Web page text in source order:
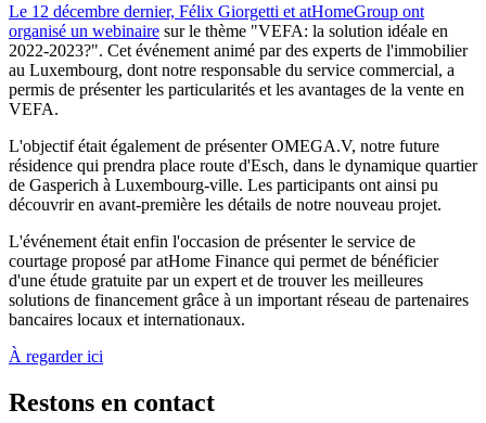
Le 12 décembre dernier, Félix Giorgetti et atHomeGroup ont
organisé un webinaire sur le thème "VEFA: la solution idéale en
2022-2023?". Cet événement animé par des experts de l'immobilier
au Luxembourg, dont notre responsable du service commercial, a
permis de présenter les particularités et les avantages de la vente en
VEFA.
L'objectif était également de présenter OMEGA.V, notre future
résidence qui prendra place route d'Esch, dans le dynamique quartier
de Gasperich à Luxembourg-ville. Les participants ont ainsi pu
découvrir en avant-première les détails de notre nouveau projet.
L'événement était enfin l'occasion de présenter le service de
courtage proposé par atHome Finance qui permet de bénéficier
d'une étude gratuite par un expert et de trouver les meilleures
solutions de financement grâce à un important réseau de partenaires
bancaires locaux et internationaux.
À regarder ici
Restons en contact